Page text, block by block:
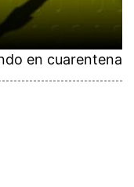
en cuarentena